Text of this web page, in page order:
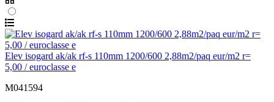
Elev isogard ak/ak rf-s 110mm 1200/600 2,88m2/paq eur/m2 r=
5,00 / euroclasse e
M041594